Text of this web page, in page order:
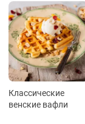
Классические
венские вафли